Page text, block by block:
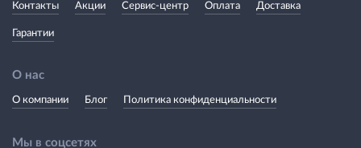
Контакты Акции Сервис-центр Оплата Доставка
Гарантии
О нас
О компании Блог Политика конфиденциальности
Мы в соцсетях